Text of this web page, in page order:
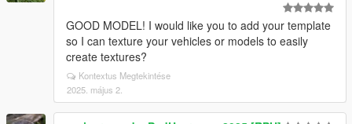
GOOD MODEL! I would like you to add your template
so I can texture your vehicles or models to easily
create textures?
Kontextus Megtekintése
2025. május 2.